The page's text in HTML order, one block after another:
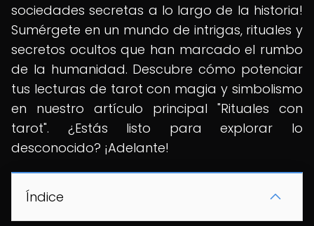
sociedades secretas a lo largo de la historia!
Sumérgete en un mundo de intrigas, rituales y
secretos ocultos que han marcado el rumbo
de la humanidad. Descubre cómo potenciar
tus lecturas de tarot con magia y simbolismo
en nuestro artículo principal "Rituales con
tarot". ¿Estás listo para explorar lo
desconocido? ¡Adelante!
Índice